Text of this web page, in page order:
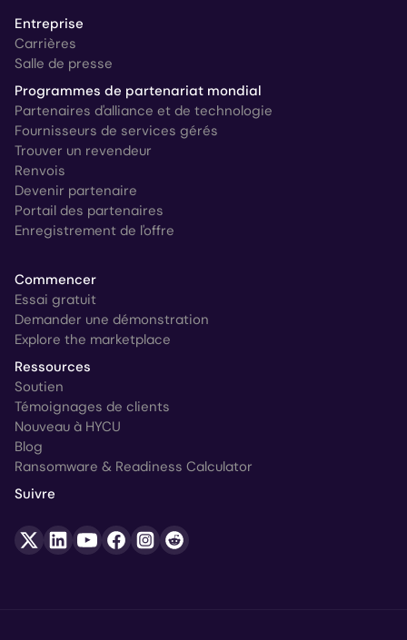
Entreprise
Carrières
Salle de presse
Programmes de partenariat mondial
Partenaires d'alliance et de technologie
Fournisseurs de services gérés
Trouver un revendeur
Renvois
Devenir partenaire
Portail des partenaires
Enregistrement de l'offre
Commencer
Essai gratuit
Demander une démonstration
Explore the marketplace
Ressources
Soutien
Témoignages de clients
Nouveau à HYCU
Blog
Ransomware & Readiness Calculator
Suivre